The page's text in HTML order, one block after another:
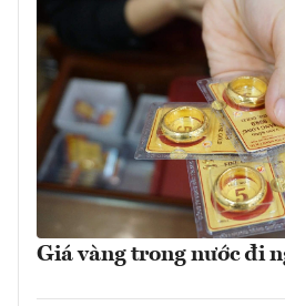
Giá vàng trong nước đi